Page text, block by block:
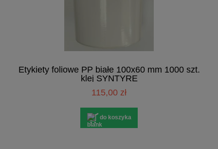
Etykiety foliowe PP białe 100x60 mm 1000 szt.
klej SYNTYRE
115,00 zł
do koszyka